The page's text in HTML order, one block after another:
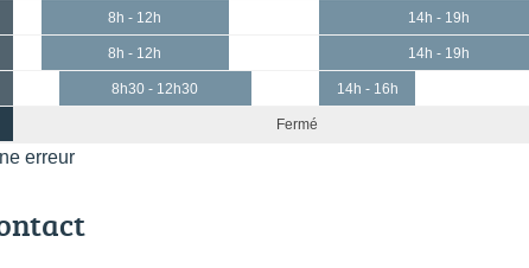
8h - 12h 14h - 19h
8h - 12h 14h - 19h
8h30 - 12h30 14h - 16h
Fermé
erreur